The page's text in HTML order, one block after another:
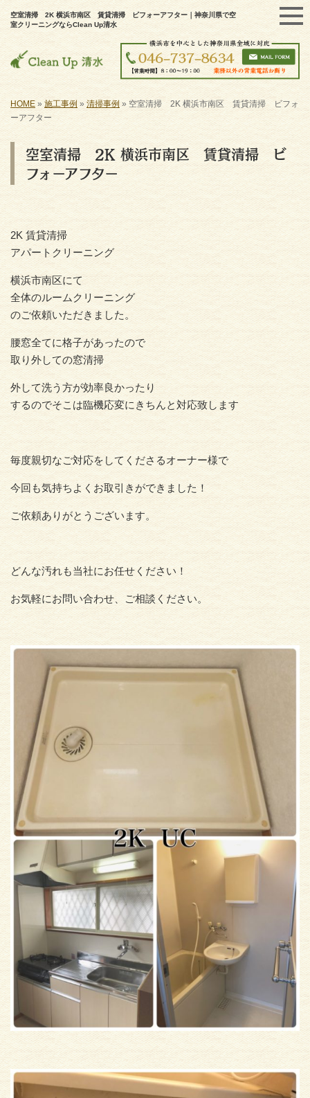
空室清掃 2K 横浜市南区 賃貸清掃 ビフォーアフター｜神奈川県で空
室クリーニングならClean Up清水
HOME » 施工事例 » 清掃事例 » 空室清掃 2K 横浜市南区 賃貸清掃 ビフォ
ーアフター
空室清掃 2K 横浜市南区 賃貸清掃 ビ
フォーアフター
2K 賃貸清掃
アパートクリーニング
横浜市南区にて
全体のルームクリーニング
のご依頼いただきました。
腰窓全てに格子があったので
取り外しての窓清掃
外して洗う方が効率良かったり
するのでそこは臨機応変にきちんと対応致します
毎度親切なご対応をしてくださるオーナー様で
今回も気持ちよく お取引きができました！
ご依頼ありがとうございます。
どんな汚れも当社にお任せください！
お気軽にお問い合わせ、ご相談ください。